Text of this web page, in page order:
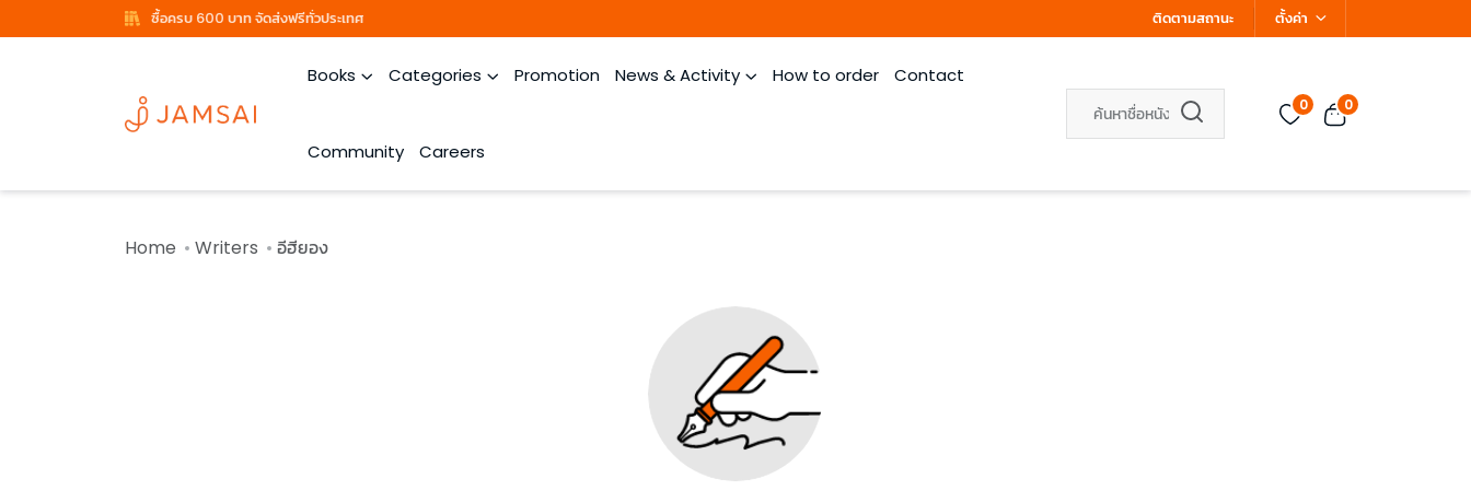
ซื้อครบ 600 บาท จัดส่งฟรีทั่วประเทศ ติดตามสถานะ ตั้งค่า
Books Categories Promotion News & Activity How to order Contact
Community Careers
0 0
Home Writers อีฮียอง